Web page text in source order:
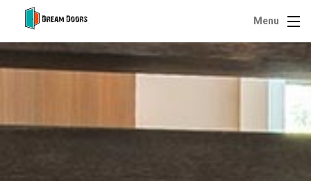
Menu